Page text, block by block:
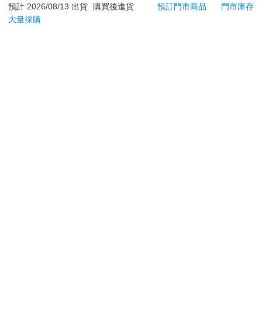
若非上列種類商品，均享有到貨7天的猶豫期（含例假
日）。
預計 2026/08/13 出貨 購買後進貨 預訂門市商品
門市庫存
大量採購